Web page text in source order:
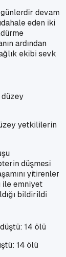
günlerdir devam
eden iki
ardından
ekibi sevk
yetkililerin
düşmesi
yitirenler
ile emniyet
bildirildi
14 ölü